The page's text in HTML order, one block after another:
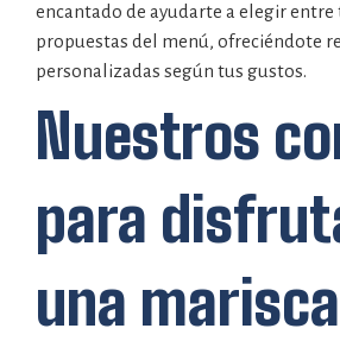
encantado de ayudarte a elegir entre
propuestas del menú, ofreciéndote
personalizadas según tus gustos.
Nuestros
para
una